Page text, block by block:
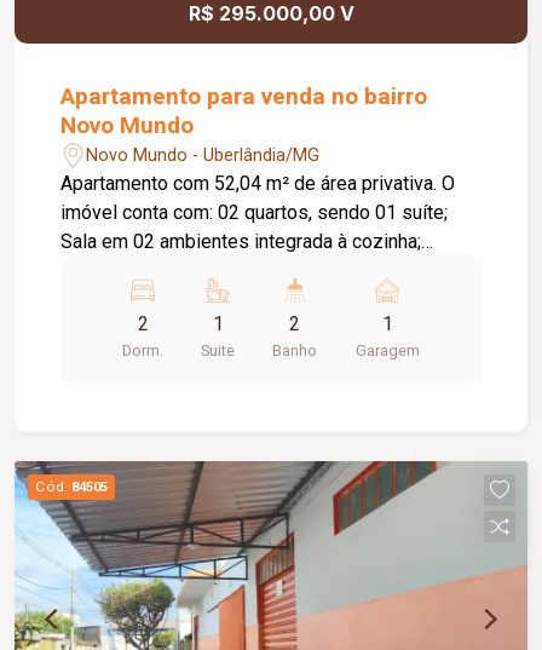
R$ 295.000,00 V
Apartamento para venda no bairro
Novo Mundo
Novo Mundo - Uberlândia/MG
Apartamento com 52,04 m² de área privativa. O
imóvel conta com: 02 quartos, sendo 01 suíte;
Sala em 02 ambientes integrada à cozinha;
vaga de estacionamento descoberta; O
condomínio conta com: Portaria 24 horas; 02
elevadores; Gás canalizado; Portões eletrônicos;
granito; Esquadrias em alumínio branco.
Informações complementares: Área construída
de 73,49 m².
2
Dorm.
1
Suite
2
Banho
1
Garagem
Cód. 84505